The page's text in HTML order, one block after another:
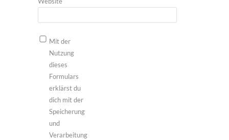
Mit der
Nutzung
dieses
Formulars
erklärst du
dich mit der
Speicherung
und
Verarbeitung